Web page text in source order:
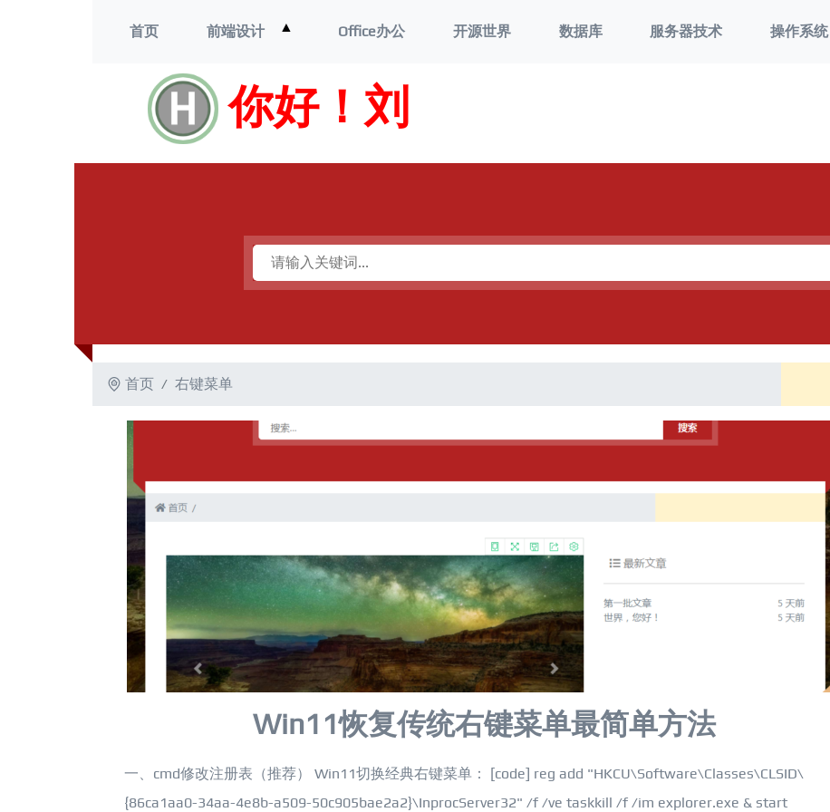
你好！刘
首页 前端设计 ▲
单
Office办公 开源世界 数据库 服务器技术 操作系统
首页 右键菜单
Win11恢复传统右键菜单最简单方法
一、cmd修改注册表（推荐） Win11切换经典右键菜单： [code] reg add "HKCU\Software\Classes\CLSID\
{86ca1aa0-34aa-4e8b-a509-50c905bae2a2}\InprocServer32" /f /ve taskkill /f /im explorer.exe & start